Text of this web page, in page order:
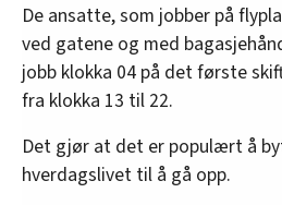
De ansatte, som jobber på
ved gatene og med
jobb klokka 04 på det første
fra klokka 13 til 22.
Det gjør at det er populært å
hverdagslivet til å gå opp.